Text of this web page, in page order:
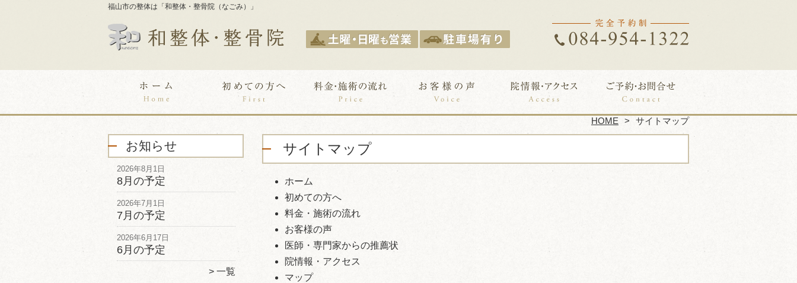
福山市の整体は「和整体・整骨院（なごみ）」
HOME サイトマップ
お知らせ
2026年8月1日
8月の予定
2026年7月1日
7月の予定
2026年6月17日
6月の予定
一覧
サイトマップ
ホーム
初めての方へ
料金・施術の流れ
お客様の声
医師・専門家からの推薦状
院情報・アクセス
マップ